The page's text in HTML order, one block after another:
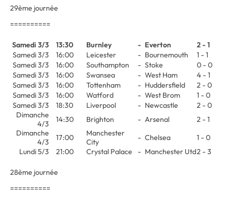
29ème journée
==========
Samedi 3/3 13:30 Burnley - Everton
2 - 1
Samedi 3/3
16:00 Leicester - Bournemouth
1 - 1
Samedi 3/3
16:00 Southampton - Stoke
0 - 0
Samedi 3/3
16:00 Swansea - West Ham
4 - 1
Samedi 3/3
16:00 Tottenham - Huddersfield
2 - 0
Samedi 3/3
16:00 Watford - West Brom
1 - 0
Samedi 3/3
18:30 Liverpool - Newcastle
2 - 0
Dimanche
4/3
14:30 Brighton - Arsenal
2 - 1
Dimanche
4/3
17:00
Manchester
City
- Chelsea
1 - 0
Lundi 5/3
21:00 Crystal Palace - Manchester Utd2 - 3
28ème journée
==========